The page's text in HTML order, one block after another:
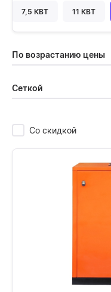
7,5 КВТ 11 КВТ
По возрастанию цены
Сеткой
Со скидкой